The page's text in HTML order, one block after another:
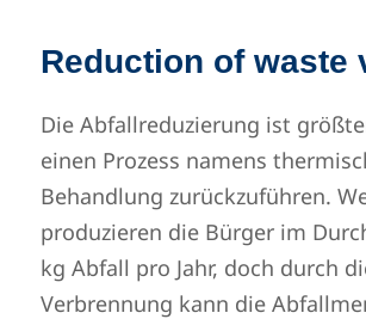
Reduction of waste
Die Abfallreduzierung ist
einen Prozess namens
Behandlung zurückzuführen.
produzieren die Bürger im
kg Abfall pro Jahr, doch durch
Verbrennung kann die